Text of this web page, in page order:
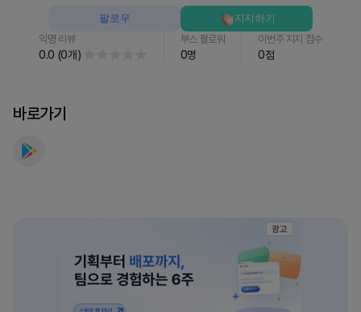
익명 리뷰
0.0 (0개)
부스 팔로워
0명
이번주 지지 점수
0점
팔로우 지지하기
바로가기
광고